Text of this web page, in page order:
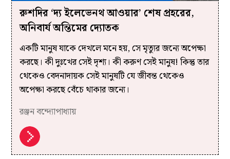
রুশদির ‘দ্য ইলেভেনথ আওয়ার’ শেষ প্রহরের,
অনিবার্য অন্তিমের দ্যোতক
একটি মানুষ যাকে দেখলে মনে হয়, সে মৃত্যুর জন্যে অপেক্ষা
করছে। কী দুঃখের সেই দৃশ্য। কী করুণ সেই মানুষ! কিন্তু তার
থেকেও বেদনাদায়ক সেই মানুষটি যে জীবন্ত থেকেও
অপেক্ষা করছে বেঁচে থাকার জন্যে।
রঞ্জন বন্দ্যোপাধ্যায়